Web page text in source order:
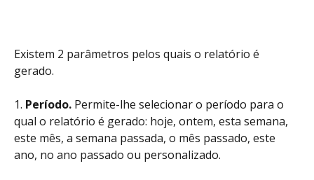
Existem 2 parâmetros pelos quais o relatório é
gerado.
1. Período. Permite-lhe selecionar o período para o
qual o relatório é gerado: hoje, ontem, esta semana,
este mês, a semana passada, o mês passado, este
ano, no ano passado ou personalizado.